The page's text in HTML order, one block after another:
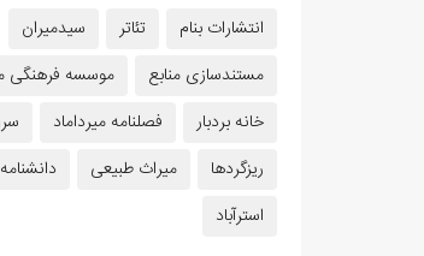
انتشارات بنام تئاتر
سیدمیران
مستندسازی منابع
موسسه فرهنگی
خانه بردبار
فصلنامه میرداماد
ریزگردها
میراث طبیعی
استرآباد